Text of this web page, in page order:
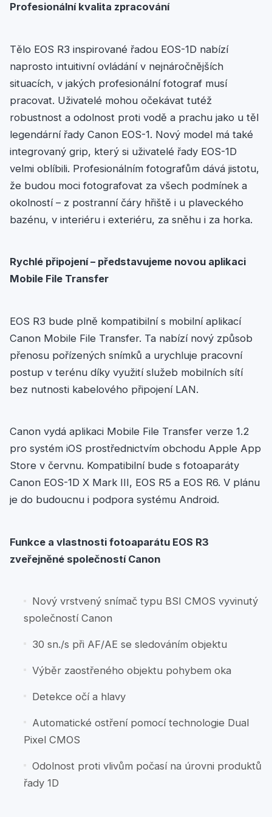
Profesionální kvalita zpracování
Tělo EOS R3 inspirované řadou EOS-1D nabízí
naprosto intuitivní ovládání v nejnáročnějších
situacích, v jakých profesionální fotograf musí
pracovat. Uživatelé mohou očekávat tutéž
robustnost a odolnost proti vodě a prachu jako u těl
legendární řady Canon EOS-1. Nový model má také
integrovaný grip, který si uživatelé řady EOS-1D
velmi oblíbili. Profesionálním fotografům dává jistotu,
že budou moci fotografovat za všech podmínek a
okolností – z postranní čáry hřiště i u plaveckého
bazénu, v interiéru i exteriéru, za sněhu i za horka.
Rychlé připojení – představujeme novou aplikaci
Mobile File Transfer
EOS R3 bude plně kompatibilní s mobilní aplikací
Canon Mobile File Transfer. Ta nabízí nový způsob
přenosu pořízených snímků a urychluje pracovní
postup v terénu díky využití služeb mobilních sítí
bez nutnosti kabelového připojení LAN.
Canon vydá aplikaci Mobile File Transfer verze 1.2
pro systém iOS prostřednictvím obchodu Apple App
Store v červnu. Kompatibilní bude s fotoaparáty
Canon EOS-1D X Mark III, EOS R5 a EOS R6. V plánu
je do budoucnu i podpora systému Android.
Funkce a vlastnosti fotoaparátu EOS R3
zveřejněné společností Canon
Nový vrstvený snímač typu BSI CMOS vyvinutý
společností Canon
30 sn./s při AF/AE se sledováním objektu
Výběr zaostřeného objektu pohybem oka
Detekce očí a hlavy
Automatické ostření pomocí technologie Dual
Pixel CMOS
Odolnost proti vlivům počasí na úrovni produktů
řady 1D